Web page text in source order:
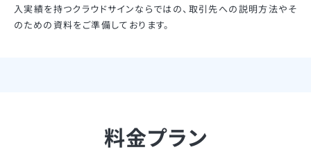
入実績を持つクラウドサインならではの、取引先への説明方法やそ
のための資料をご準備しております。
料金プラン